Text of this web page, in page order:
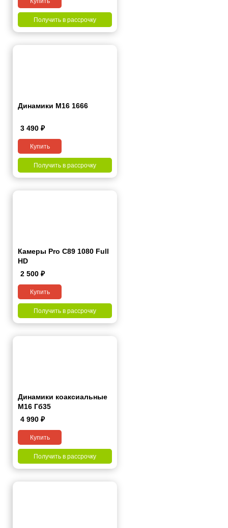
Получить в рассрочку
Динамики М16 1666
3 490 ₽
Купить
Получить в рассрочку
Камеры Pro C89 1080 Full
HD
2 500 ₽
Купить
Получить в рассрочку
Динамики коаксиальные
M16 Гб35
4 990 ₽
Купить
Получить в рассрочку